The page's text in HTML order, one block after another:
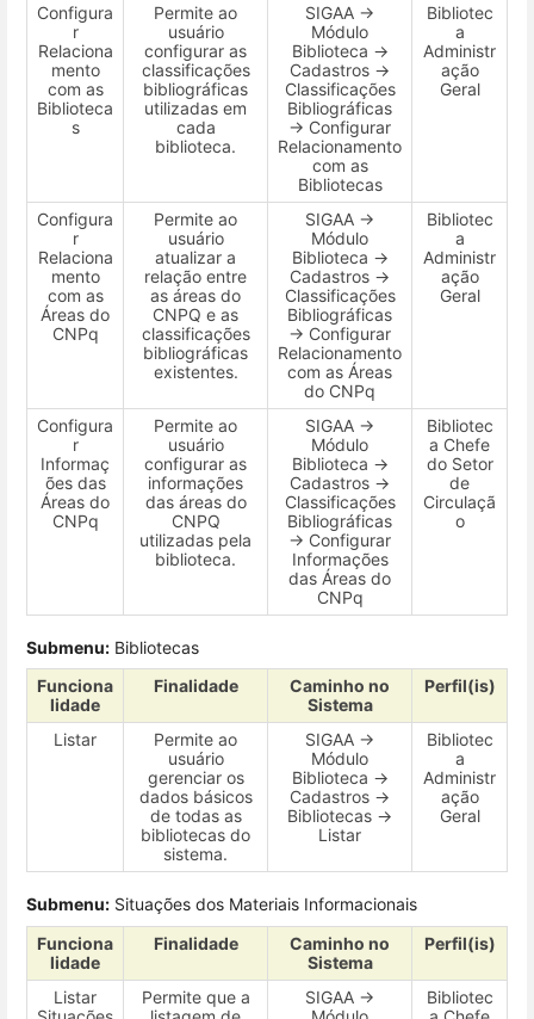
Configura
r
Relaciona
mento
com as
Biblioteca
s
Permite ao
usuário
configurar as
classificações
bibliográficas
utilizadas em
cada
biblioteca.
SIGAA →
Módulo
Biblioteca →
Cadastros →
Classificações
Bibliográficas
→ Configurar
Relacionamento
com as
Bibliotecas
Bibliotec
a
Administr
ação
Geral
Configura
r
Relaciona
mento
com as
Áreas do
CNPq
Permite ao
usuário
atualizar a
relação entre
as áreas do
CNPQ e as
classificações
bibliográficas
existentes.
SIGAA →
Módulo
Biblioteca →
Cadastros →
Classificações
Bibliográficas
→ Configurar
Relacionamento
com as Áreas
do CNPq
Bibliotec
a
Administr
ação
Geral
Configura
r
Informaç
ões das
Áreas do
CNPq
Permite ao
usuário
configurar as
informações
das áreas do
CNPQ
utilizadas pela
biblioteca.
SIGAA →
Módulo
Biblioteca →
Cadastros →
Classificações
Bibliográficas
→ Configurar
Informações
das Áreas do
CNPq
Bibliotec
a Chefe
do Setor
de
Circulaçã
o
Submenu: Bibliotecas
Funciona
lidade
Finalidade
Caminho no
Sistema
Perfil(is)
Listar
Permite ao
usuário
gerenciar os
dados básicos
de todas as
bibliotecas do
sistema.
SIGAA →
Módulo
Biblioteca →
Cadastros →
Bibliotecas →
Listar
Bibliotec
a
Administr
ação
Geral
Submenu: Situações dos Materiais Informacionais
Funciona
lidade
Finalidade
Caminho no
Sistema
Perfil(is)
Listar
Permite que a
SIGAA →
Bibliotec